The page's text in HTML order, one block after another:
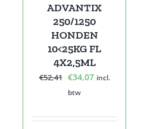
ADVANTIX
250/1250
HONDEN
10<25KG FL
4X2,5ML
€52,41 Oorspronkelijke
prijs
€52,41.
€34,07Huidige
€34,07.
incl.
btw